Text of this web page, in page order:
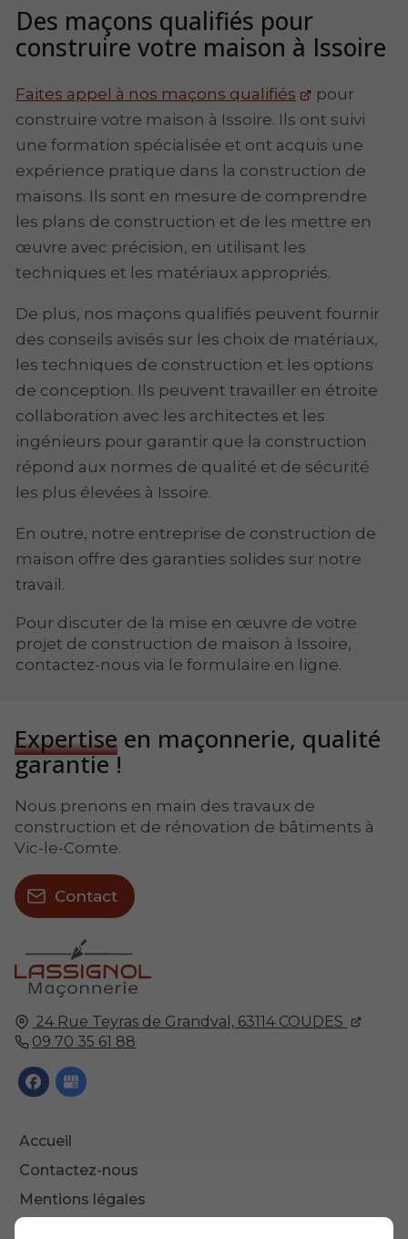
Des maçons qualifiés pour
construire votre maison à Issoire
Faites appel à nos maçons qualifiés
pour
construire votre maison à Issoire. Ils ont suivi
une formation spécialisée et ont acquis une
expérience pratique dans la construction de
maisons. Ils sont en mesure de comprendre
les plans de construction et de les mettre en
œuvre avec précision, en utilisant les
techniques et les matériaux appropriés.
De plus, nos maçons qualifiés peuvent fournir
des conseils avisés sur les choix de matériaux,
les techniques de construction et les options
de conception. Ils peuvent travailler en étroite
collaboration avec les architectes et les
ingénieurs pour garantir que la construction
répond aux normes de qualité et de sécurité
les plus élevées à Issoire.
En outre, notre entreprise de construction de
maison offre des garanties solides sur notre
travail.
Pour discuter de la mise en œuvre de votre
projet de construction de maison à Issoire,
contactez-nous via le formulaire en ligne.
24 Rue Teyras de Grandval, 63114 COUDES
09 70 35 61 88
Accueil
Contactez-nous
Mentions légales
Expertise en maçonnerie, qualité
garantie !
Nous prenons en main des travaux de
construction et de rénovation de bâtiments à
Vic-le-Comte.
Contact